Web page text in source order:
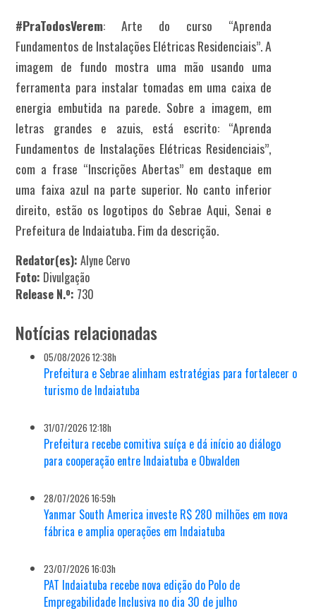
#PraTodosVerem: Arte do curso “Aprenda
Fundamentos de Instalações Elétricas Residenciais”. A
imagem de fundo mostra uma mão usando uma
ferramenta para instalar tomadas em uma caixa de
energia embutida na parede. Sobre a imagem, em
letras grandes e azuis, está escrito: “Aprenda
Fundamentos de Instalações Elétricas Residenciais”,
com a frase “Inscrições Abertas” em destaque em
uma faixa azul na parte superior. No canto inferior
direito, estão os logotipos do Sebrae Aqui, Senai e
Prefeitura de Indaiatuba. Fim da descrição.
Redator(es): Alyne Cervo
Foto: Divulgação
Release N.º: 730
Notícias relacionadas
05/08/2026 12:38h
Prefeitura e Sebrae alinham estratégias para fortalecer o
turismo de Indaiatuba
31/07/2026 12:18h
Prefeitura recebe comitiva suíça e dá início ao diálogo
para cooperação entre Indaiatuba e Obwalden
28/07/2026 16:59h
Yanmar South America investe R$ 280 milhões em nova
fábrica e amplia operações em Indaiatuba
23/07/2026 16:03h
PAT Indaiatuba recebe nova edição do Polo de
Empregabilidade Inclusiva no dia 30 de julho